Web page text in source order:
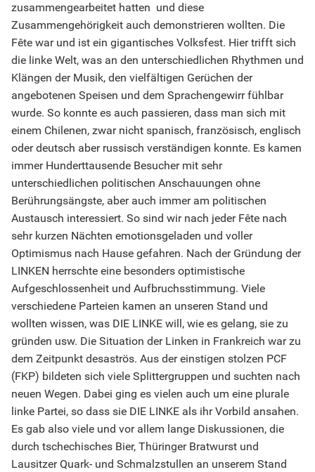
zusammengearbeitet hatten und diese
Zusammengehörigkeit auch demonstrieren wollten. Die
Fête war und ist ein gigantisches Volksfest. Hier trifft sich
die linke Welt, was an den unterschiedlichen Rhythmen und
Klängen der Musik, den vielfältigen Gerüchen der
angebotenen Speisen und dem Sprachengewirr fühlbar
wurde. So konnte es auch passieren, dass man sich mit
einem Chilenen, zwar nicht spanisch, französisch, englisch
oder deutsch aber russisch verständigen konnte. Es kamen
immer Hunderttausende Besucher mit sehr
unterschiedlichen politischen Anschauungen ohne
Berührungsängste, aber auch immer am politischen
Austausch interessiert. So sind wir nach jeder Fête nach
sehr kurzen Nächten emotionsgeladen und voller
Optimismus nach Hause gefahren. Nach der Gründung der
LINKEN herrschte eine besonders optimistische
Aufgeschlossenheit und Aufbruchsstimmung. Viele
verschiedene Parteien kamen an unseren Stand und
wollten wissen, was DIE LINKE will, wie es gelang, sie zu
gründen usw. Die Situation der Linken in Frankreich war zu
dem Zeitpunkt desaströs. Aus der einstigen stolzen PCF
(FKP) bildeten sich viele Splittergruppen und suchten nach
neuen Wegen. Dabei ging es vielen auch um eine plurale
linke Partei, so dass sie DIE LINKE als ihr Vorbild ansahen.
Es gab also viele und vor allem lange Diskussionen, die
durch tschechisches Bier, Thüringer Bratwurst und
Lausitzer Quark- und Schmalzstullen an unserem Stand